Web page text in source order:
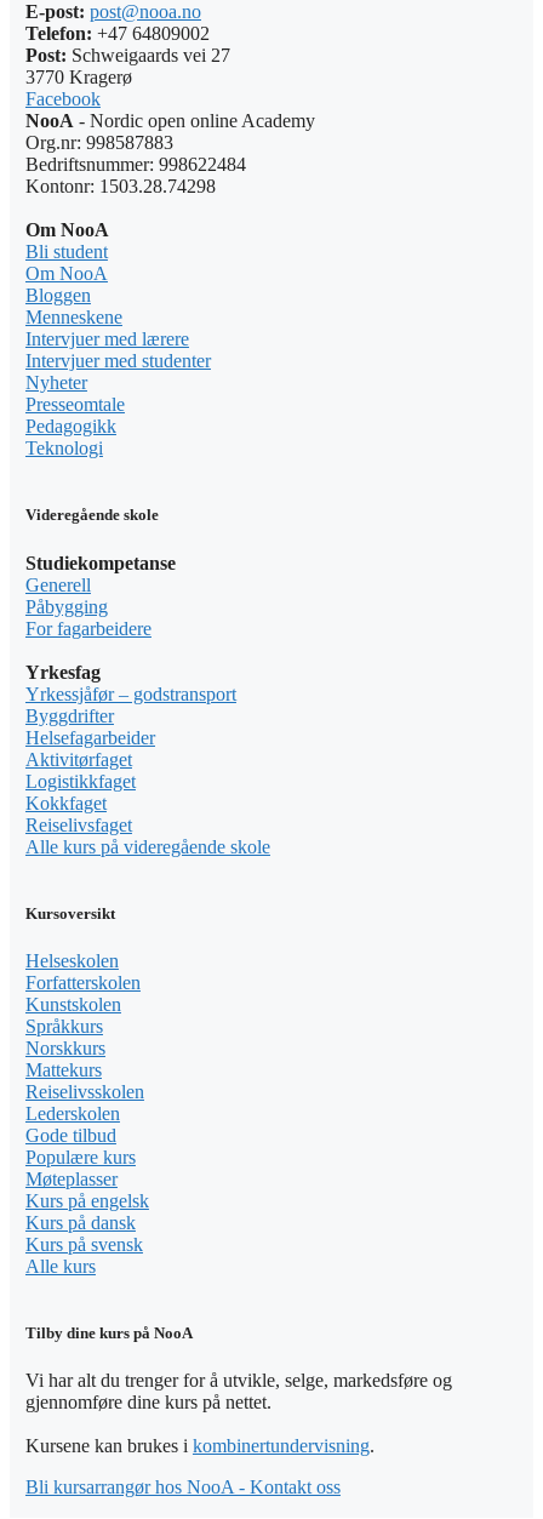
E-post: post@nooa.no
Telefon: +47 64809002
Post: Schweigaards vei 27
3770 Kragerø
Facebook
NooA - Nordic open online Academy
Org.nr: 998587883
Bedriftsnummer: 998622484
Kontonr: 1503.28.74298
Om NooA
Bli student
Om NooA
Bloggen
Menneskene
Intervjuer med lærere
Intervjuer med studenter
Nyheter
Presseomtale
Pedagogikk
Teknologi
Videregående skole
Studiekompetanse
Generell
Påbygging
For fagarbeidere
Yrkesfag
Yrkessjåfør – godstransport
Byggdrifter
Helsefagarbeider
Aktivitørfaget
Logistikkfaget
Kokkfaget
Reiselivsfaget
Alle kurs på videregående skole
Kursoversikt
Helseskolen
Forfatterskolen
Kunstskolen
Språkkurs
Norskkurs
Mattekurs
Reiselivsskolen
Lederskolen
Gode tilbud
Populære kurs
Møteplasser
Kurs på engelsk
Kurs på dansk
Kurs på svensk
Alle kurs
Tilby dine kurs på NooA
Vi har alt du trenger for å utvikle, selge, markedsføre og
gjennomføre dine kurs på nettet.
Kursene kan brukes i kombinertundervisning.
Bli kursarrangør hos NooA - Kontakt oss